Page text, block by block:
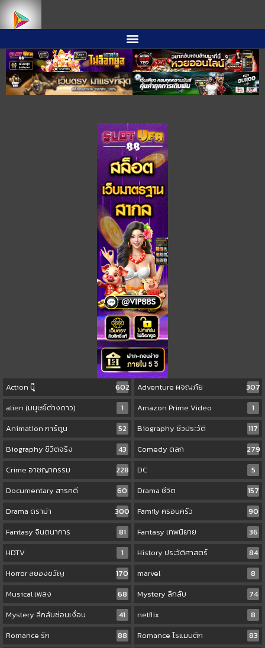
Action บู๊ 602 Adventure ผจญภัย
307
alien (มนุษย์ต่างดาว)
1 Amazon Prime Video
1
Animation การ์ตูน
52 Biography ชีวประวัติ
117
Biography ชีวิตจริง
43 Comedy ตลก
279
Crime อาชญากรรม
228 DC
5
Documentary สารคดี
60 Drama ชีวิต
157
Drama ดราม่า
300 Family ครอบครัว
90
Fantasy จินตนาการ
81 Fantasy เทพนิยาย
36
HDTV
1 History ประวัติศาสตร์
84
Horror สยองขวัญ
170 marvel
8
Musical เพลง
68 Mystery ลึกลับ
74
Mystery ลึกลับซ่อนเงื่อน
41 netflix
8
Romance รัก
88 Romance โรแมนติก
83